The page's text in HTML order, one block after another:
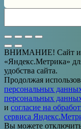
ВНИМАНИЕ! Сайт
«Яндекс.Метрика»
удобства сайта.
Продолжая
персональных
персональных
и согласие на
сервиса
Вы можете отключить